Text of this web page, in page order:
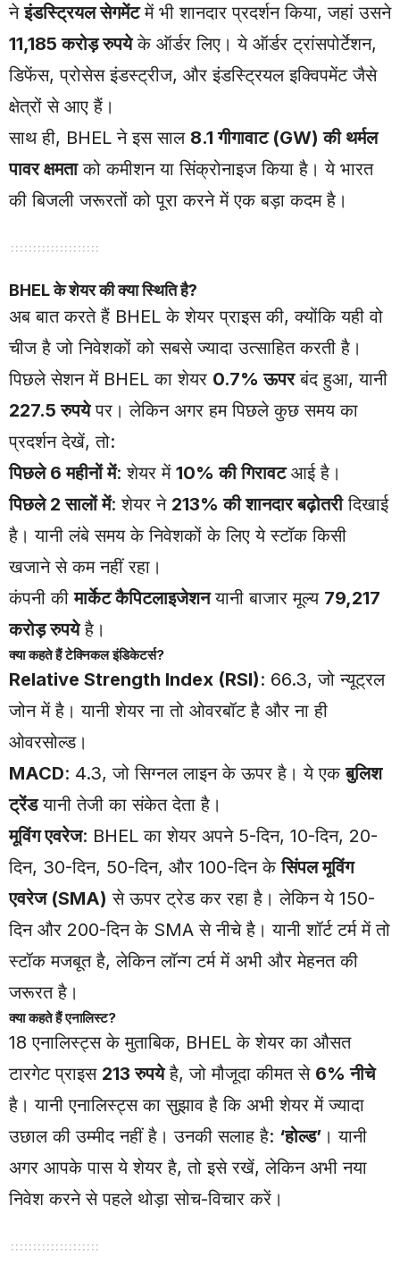
नेइंडस्ट्रियल सेगमेंटमें भी शानदार प्रदर्शन किया, जहां उसने
11,185 करोड़ रुपयेके ऑर्डर लिए। ये ऑर्डर ट्रांसपोर्टेशन,
डिफेंस, प्रोसेस इंडस्ट्रीज, और इंडस्ट्रियल इक्विपमेंट जैसे
क्षेत्रों से आए हैं।
साथ ही, BHEL ने इस साल 8.1 गीगावाट (GW) की थर्मल
पावर क्षमताको कमीशन या सिंक्रोनाइज किया है। ये भारत
की बिजली जरूरतों को पूरा करने में एक बड़ा कदम है।
BHEL के शेयर की क्या स्थिति है?
अब बात करते हैं BHEL के शेयर प्राइस की, क्योंकि यही वो
चीज है जो निवेशकों को सबसे ज्यादा उत्साहित करती है।
पिछले सेशन में BHEL का शेयर 0.7% ऊपरबंद हुआ, यानी
227.5 रुपयेपर। लेकिन अगर हम पिछले कुछ समय का
प्रदर्शन देखें, तो:
पिछले 6 महीनों में: शेयर में 10% की गिरावटआई है।
पिछले 2 सालों में: शेयर ने 213% की शानदार बढ़ोतरीदिखाई
है। यानी लंबे समय के निवेशकों के लिए ये स्टॉक किसी
खजाने से कम नहीं रहा।
कंपनी कीमार्केट कैपिटलाइजेशनयानी बाजार मूल्य 79,217
करोड़ रुपयेहै।
क्या कहते हैं टेक्निकल इंडिकेटर्स?
Relative Strength Index (RSI): 66.3, जो न्यूट्रल
जोन में है। यानी शेयर ना तो ओवरबॉट है और ना ही
ओवरसोल्ड।
MACD: 4.3, जो सिग्नल लाइन के ऊपर है। ये एकबुलिश
ट्रेंडयानी तेजी का संकेत देता है।
मूविंग एवरेज: BHEL का शेयर अपने 5-दिन, 10-दिन, 20-
दिन, 30-दिन, 50-दिन, और 100-दिन केसिंपल मूविंग
एवरेज (SMA) से ऊपर ट्रेड कर रहा है। लेकिन ये 150-
दिन और 200-दिन के SMA से नीचे है। यानी शॉर्ट टर्म में तो
स्टॉक मजबूत है, लेकिन लॉन्ग टर्म में अभी और मेहनत की
जरूरत है।
क्या कहते हैं एनालिस्ट?
18 एनालिस्ट्स के मुताबिक, BHEL के शेयर का औसत
टारगेट प्राइस 213 रुपयेहै, जो मौजूदा कीमत से 6% नीचे
है। यानी एनालिस्ट्स का सुझाव है कि अभी शेयर में ज्यादा
उछाल की उम्मीद नहीं है। उनकी सलाह है: ‘होल्ड’ । यानी
अगर आपके पास ये शेयर है, तो इसे रखें, लेकिन अभी नया
निवेश करने से पहले थोड़ा सोच-विचार करें।